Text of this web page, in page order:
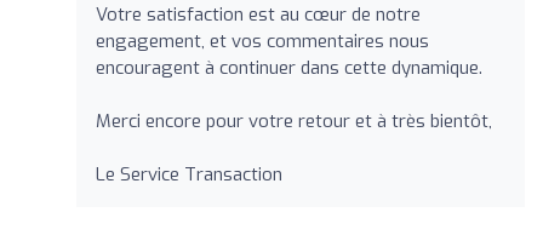
Votre satisfaction est au cœur de notre
engagement, et vos commentaires nous
encouragent à continuer dans cette dynamique.
Merci encore pour votre retour et à très bientôt,
Le Service Transaction